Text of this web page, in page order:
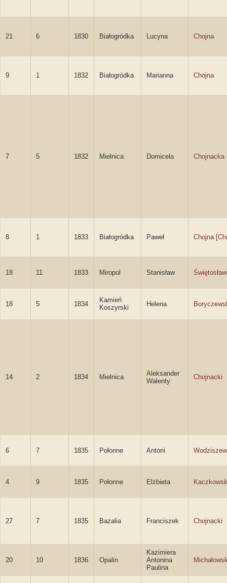
21 6 1830 Białogródka Lucyna Chojna
9 1 1832 Białogródka Marianna Chojna
7 5 1832 Mielnica Domicela Chojnacka
8 1 1833 Białogródka Paweł Chojna
18 11 1833 Miropol Stanisław
18 5 1834
Kamień
Koszyrski
Helena
14 2 1834 Mielnica
Aleksander
Walenty
Chojnacki
6 7 1835 Połonne Antoni
4 9 1835 Połonne Elżbieta
27 7 1835 Bazalia Franciszek Chojnacki
20 10 1836 Opalin
Kazimiera
Antonina
Paulina